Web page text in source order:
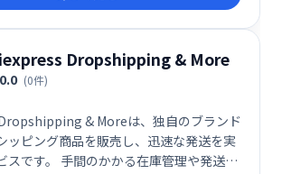
築したい方におすすめです。
Dropshipping & More
0.0 (0件)
& Moreは、独自のブランド
ッピング商品を販売し、迅速な発送を実
スです。 手間のかかる在庫管理や発送作